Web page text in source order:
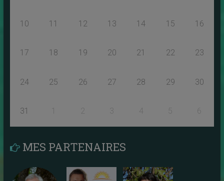
10 11 12 13 14 15 16
17 18 19 20 21 22 23
24 25 26 27 28 29 30
31 1 2 3 4 5 6
MES PARTENAIRES